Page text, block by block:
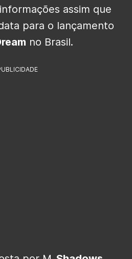
assim que
para o lançamento
no Brasil.